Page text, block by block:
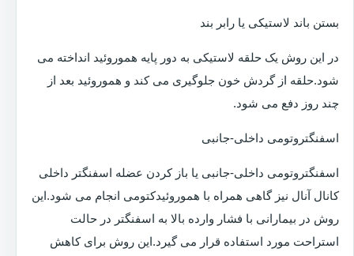
بستن باند لاستیکی یا رابر بند
در این روش یک حلقه لاستیکی به دور پایه هموروئید انداخته می
شود.حلقه از گردش خون جلوگیری می کند و هموروئید بعد از
چند روز دفع می شود.
اسفنگتروتومی داخلی-جانبی
اسفنگتروتومی داخلی-جانبی یا باز کردن عضله اسفنگتر داخلی
کانال آنال نیز گاهی همراه با هموروئیدکتومی انجام می شود.این
روش در بیمارانی با فشار وارده بالا به اسفنگتر در حالت
استراحت مورد استفاده قرار می گیرد.این روش برای کاهش